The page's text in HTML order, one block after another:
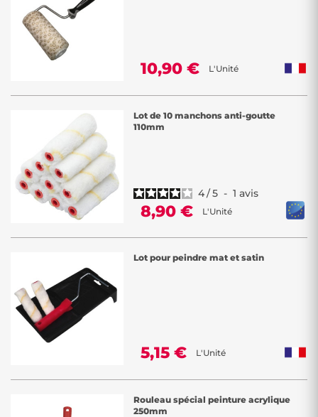
10,90 € L'Unité
Lot de 10 manchons anti-goutte
110mm
4/5 - 1 avis
8,90 € L'Unité
Lot pour peindre mat et satin
5,15 € L'Unité
Rouleau spécial peinture acrylique
250mm